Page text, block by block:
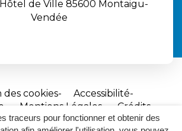
traceurs pour fonctionner et obtenir des
de Ville 85600 Montaigu-
Vendée
des cookies
Accessibilité
Mentions Légales
Crédits
Site